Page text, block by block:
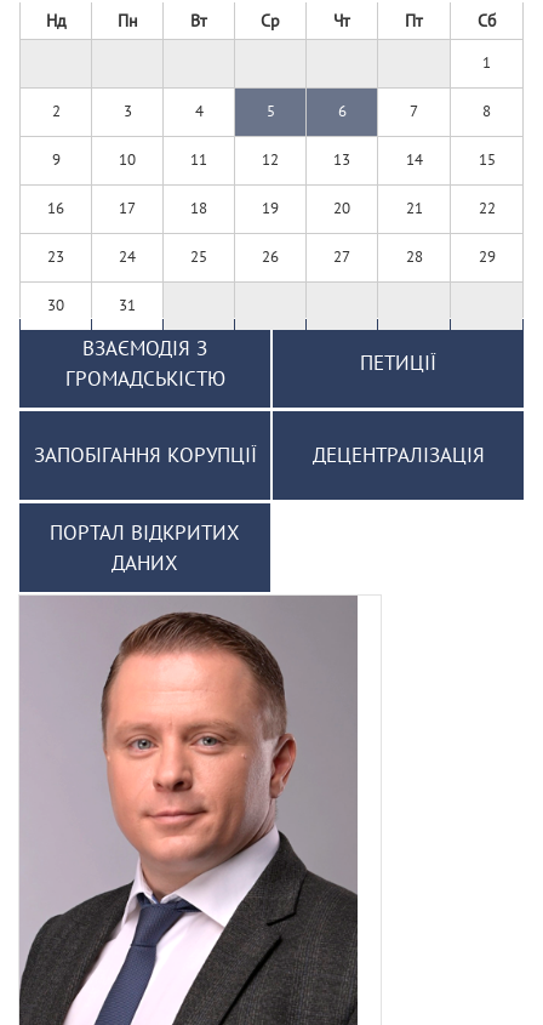
Нд Пн Вт Ср Чт Пт Сб
1
2 3 4 5 6 7 8
9 10 11 12 13 14 15
16 17 18 19 20 21 22
23 24 25 26 27 28 29
30 31
ВЗАЄМОДІЯ З
ГРОМАДСЬКІСТЮ
ПЕТИЦІЇ
ЗАПОБІГАННЯ КОРУПЦІЇ ДЕЦЕНТРАЛІЗАЦІЯ
ПОРТАЛ ВІДКРИТИХ
ДАНИХ